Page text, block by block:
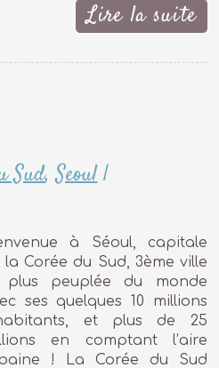
Lire la suite
Sud,Seoul|
à Séoul, capitale
la Corée du Sud, 3ème ville
peuplée du monde
ses quelques 10 millions
et plus de 25
en comptant l’aire
! La Corée du Sud